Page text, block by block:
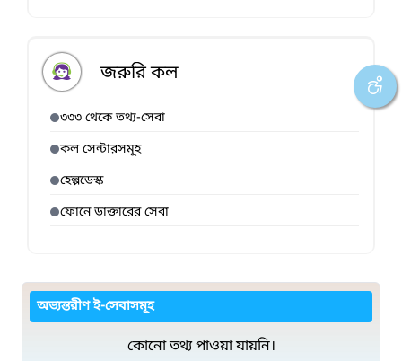
জরুরি কল
৩৩৩ থেকে তথ্য-সেবা
কল সেন্টারসমূহ
হেল্পডেস্ক
ফোনে ডাক্তারের সেবা
অভ্যন্তরীণ ই-সেবাসমূহ
কোনো তথ্য পাওয়া যায়নি।